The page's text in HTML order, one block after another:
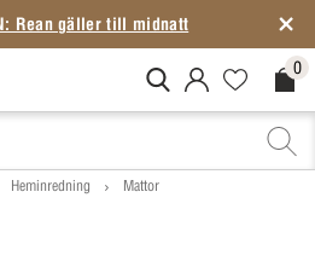
– över 6 000 omdömen
MitIlva.Login 0
Heminredning Mattor